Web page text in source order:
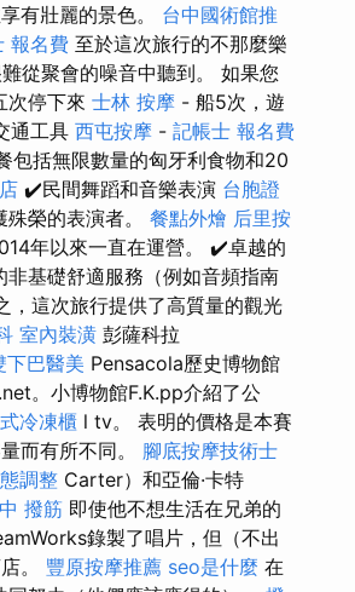
有壯麗的景色。 台中國術館推
報名費 至於這次旅行的不那麼樂
從聚會的噪音中聽到。 如果您
次停下來 士林 按摩 - 船5次，遊
通工具 西屯按摩 - 記帳士 報名費
包括無限數量的匈牙利食物和20
✔️民間舞蹈和音樂表演 台胞證
榮的表演者。 餐點外燴 后里按
年以來一直在運營。 ✔️卓越的
基礎舒適服務（例如音頻指南
，這次旅行提供了高質量的觀光
室內裝潢 彭薩科拉
下巴醫美 Pensacola歷史博物館
。小博物館F.K.pp介紹了公
冷凍櫃 l tv。 表明的價格是本賽
而有所不同。 腳底按摩技術士
調整 Carter）和亞倫·卡特
撥筋 即使他不想生活在兄弟的
錄製了唱片，但（不出
。 豐原按摩推薦 seo是什麼 在